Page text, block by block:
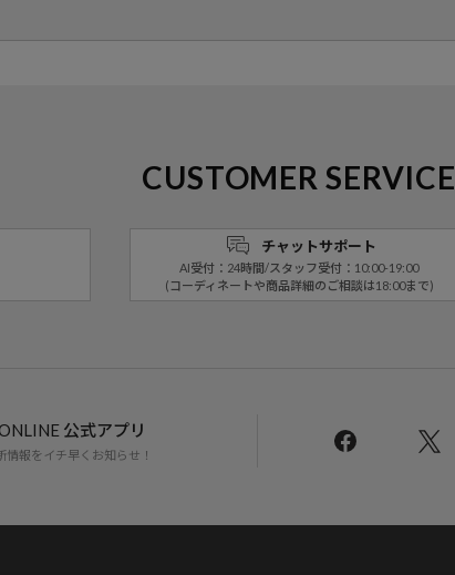
CUSTOMER SERVICE
チャットサポート
AI受付：24時間/スタッフ受付：10:00-19:00
(コーディネートや商品詳細のご相談は18:00まで)
公式アプリ
報をイチ早くお知らせ！